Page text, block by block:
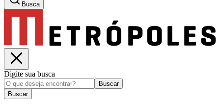
Busca
Digite sua busca
Buscar
Buscar